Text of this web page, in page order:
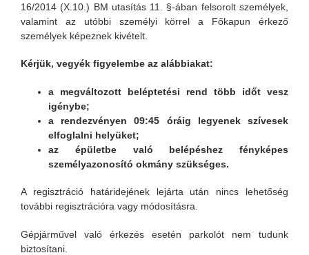
16/2014 (X.10.) BM utasítás 11. §-ában felsorolt személyek,
valamint az utóbbi személyi körrel a Főkapun érkező
személyek képeznek kivételt.
Kérjük, vegyék figyelembe az alábbiakat:
a megváltozott beléptetési rend több időt vesz
igénybe;
a rendezvényen 09:45 óráig legyenek szívesek
elfoglalni helyüket;
az épületbe való belépéshez fényképes
személyazonosító okmány szükséges.
A regisztráció határidejének lejárta után nincs lehetőség
további regisztrációra vagy módosításra.
Gépjárművel való érkezés esetén parkolót nem tudunk
biztosítani.